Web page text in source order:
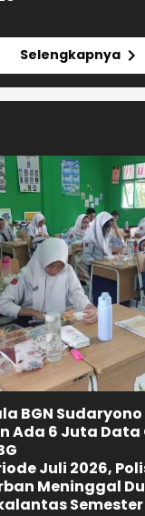
Selengkapnya
BGN
Ada 6 Juta Data
Juli 2026,
Meninggal
Semester